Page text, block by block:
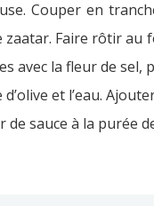
Couper en
Faire rôtir au
avec la fleur de sel,
et l’eau.
sauce à la purée